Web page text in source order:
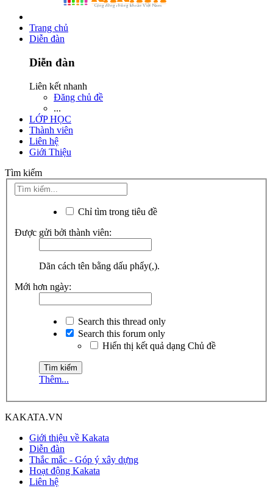
Trang chủ
Diễn đàn
Diễn đàn
Liên kết nhanh
Đăng chủ đề
...
LỚP HỌC
Thành viên
Liên hệ
Giới Thiệu
Tìm kiếm
Chỉ tìm trong tiêu đề
Được gửi bởi thành viên:
Dãn cách tên bằng dấu phẩy(,).
Mới hơn ngày:
Search this thread only
Search this forum only
Hiển thị kết quả dạng Chủ đề
Thêm...
KAKATA.VN
Giới thiệu về Kakata
Diễn đàn
Thắc mắc - Góp ý xây dựng
Hoạt động Kakata
Liên hệ